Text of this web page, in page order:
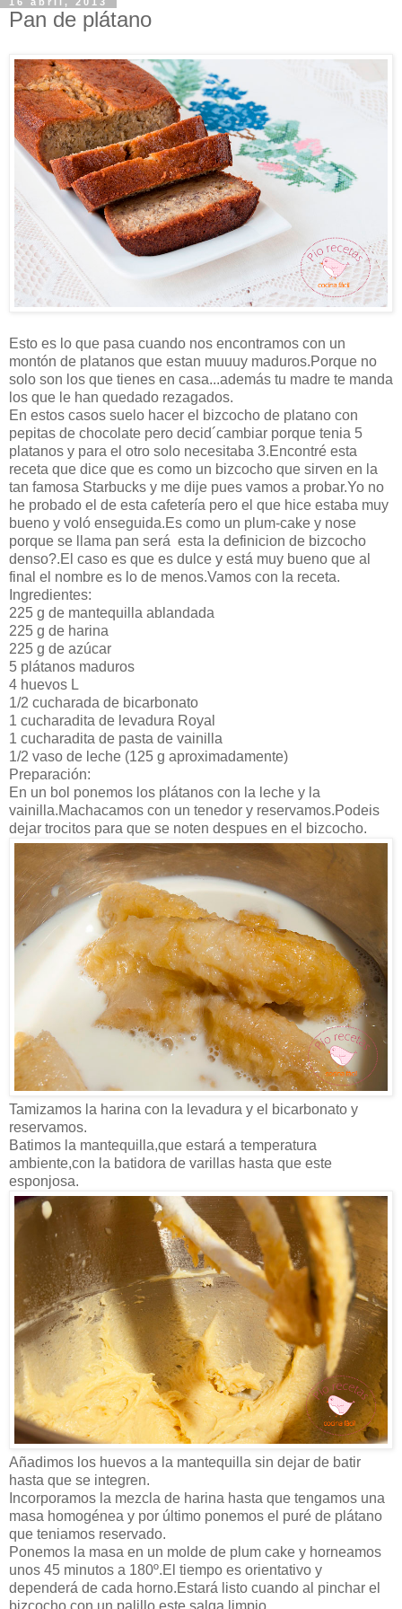
Pan de plátano
Esto es lo que pasa cuando nos encontramos con un
montón de platanos que estan muuuy maduros.Porque no
solo son los que tienes en casa...además tu madre te manda
los que le han quedado rezagados.
En estos casos suelo hacer el bizcocho de platano con
pepitas de chocolate pero decid´cambiar porque tenia 5
platanos y para el otro solo necesitaba 3.Encontré esta
receta que dice que es como un bizcocho que sirven en la
tan famosa Starbucks y me dije pues vamos a probar.Yo no
he probado el de esta cafetería pero el que hice estaba muy
bueno y voló enseguida.Es como un plum-cake y nose
porque se llama pan será esta la definicion de bizcocho
denso?.El caso es que es dulce y está muy bueno que al
final el nombre es lo de menos.Vamos con la receta.
Ingredientes:
225 g de mantequilla ablandada
225 g de harina
225 g de azúcar
5 plátanos maduros
4 huevos L
1/2 cucharada de bicarbonato
1 cucharadita de levadura Royal
1 cucharadita de pasta de vainilla
1/2 vaso de leche (125 g aproximadamente)
Preparación:
En un bol ponemos los plátanos con la leche y la
vainilla.Machacamos con un tenedor y reservamos.Podeis
dejar trocitos para que se noten despues en el bizcocho.
Tamizamos la harina con la levadura y el bicarbonato y
reservamos.
Batimos la mantequilla,que estará a temperatura
ambiente,con la batidora de varillas hasta que este
esponjosa.
Añadimos los huevos a la mantequilla sin dejar de batir
hasta que se integren.
Incorporamos la mezcla de harina hasta que tengamos una
masa homogénea y por último ponemos el puré de plátano
que teniamos reservado.
Ponemos la masa en un molde de plum cake y horneamos
unos 45 minutos a 180º.El tiempo es orientativo y
dependerá de cada horno.Estará listo cuando al pinchar el